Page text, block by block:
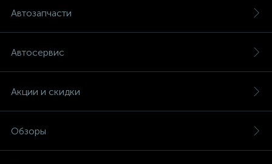
Автозапчасти
Автосервис
Акции и скидки
Обзоры